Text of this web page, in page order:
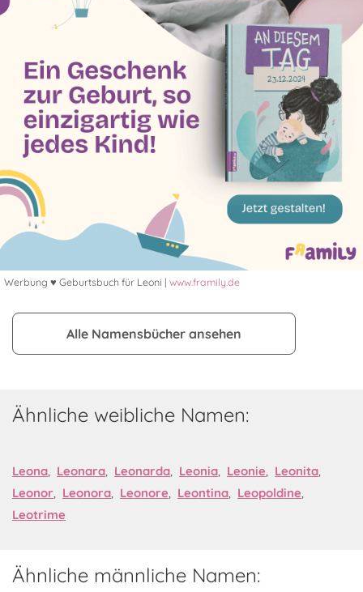
Werbung ♥ Geburtsbuch für Leoni | www.framily.de
Alle Namensbücher ansehen
Ähnliche weibliche Namen:
Leona, Leonara, Leonarda, Leonia, Leonie, Leonita,
Leonor, Leonora, Leonore, Leontina, Leopoldine,
Leotrime
Ähnliche männliche Namen: